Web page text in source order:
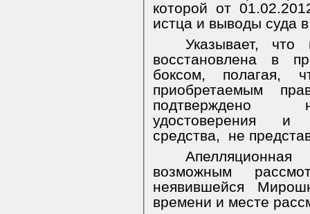
которой от
истца и выводы суда
Указывает, что
восстановлена в
боксом, полагая,
приобретаемым
подтверждено
удостоверения и
средства,
не
возможным
неявившейся
времени и месте